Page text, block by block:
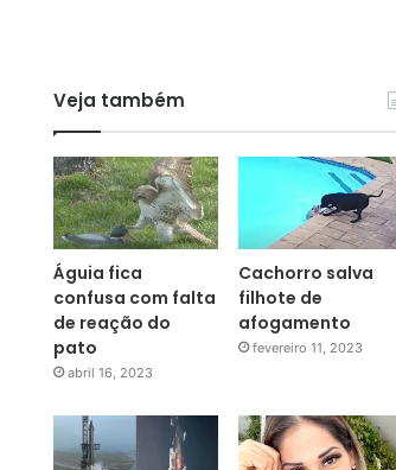
Veja também
Águia fica
confusa com falta
de reação do
pato
abril 16, 2023
Cachorro salva
filhote de
afogamento
fevereiro 11, 2023